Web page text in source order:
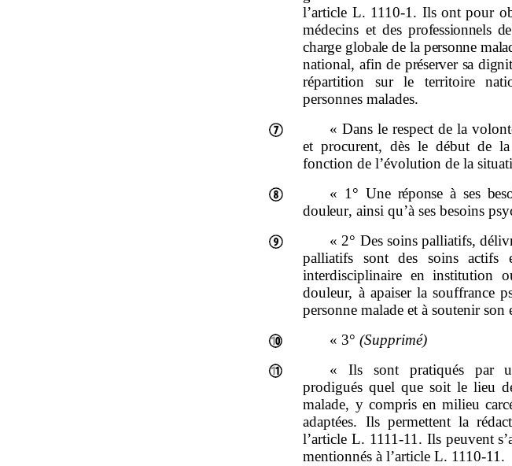
l’article L. 1110‑1. Ils ont pour
médecins et desprofessionnels
charge globale de la personne
national, afin de préserver sa
répartition sur le territoire
personnes malades.
« Dans le respect de la
et procurent, dès le début de
fonction de l’évolution de la
« 1° Une réponse à ses
douleur, ainsi qu’à ses besoins
« 2° Des soins palliatifs,
palliatifs sont des soins actifs
interdisciplinaire en institution
douleur, à apaiser la souffrance
personne malade et à soutenir son
« 3°(Supprimé)
« Ils sont pratiqués par
prodigués quel que soit le lieu
malade, y compris en milieu
adaptées. Ils permettent la
l’article L. 1111‑11. Ils peuvent
mentionnés à l’article L. 1110‑11.